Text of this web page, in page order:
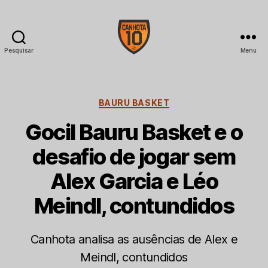
Pesquisar Menu
Categorias
BAURU BASKET
Gocil Bauru Basket e o
desafio de jogar sem
Alex Garcia e Léo
Meindl, contundidos
Canhota analisa as ausências de Alex e
Meindl, contundidos